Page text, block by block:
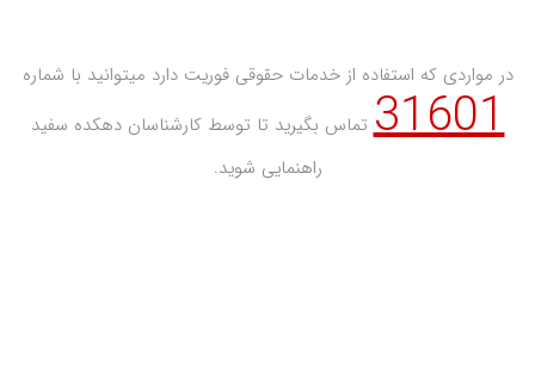
در مواردی که استفاده از خدمات حقوقی فوریت دارد میتوانید با شماره
31601تماس بگیرید تا توسط کارشناسان دهکده سفید
راهنمایی شوید.